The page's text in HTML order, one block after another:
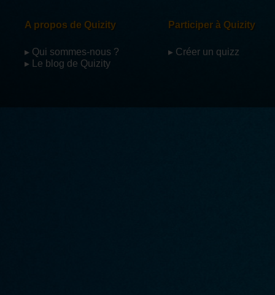
A propos de Quizity
▸ Qui sommes-nous ?
▸ Le blog de Quizity
Participer à Quizity
▸ Créer un quizz